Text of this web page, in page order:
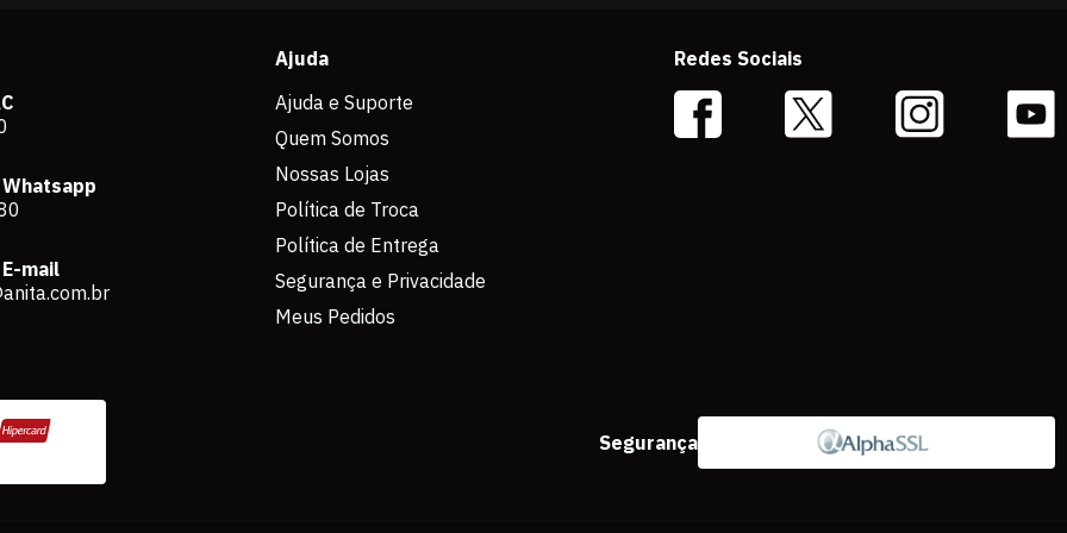
mail
Ajuda
Ajuda e Suporte
Quem Somos
Nossas Lojas
Política de Troca
Política de Entrega
Segurança e Privacidade
Meus Pedidos
Redes Sociais
Segurança